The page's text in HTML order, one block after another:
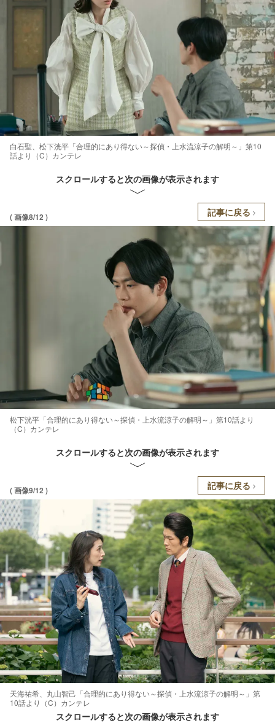
白石聖、松下洸平「合理的にあり得ない～探偵・上水流涼子の解明～」第10
話より（C）カンテレ
スクロールすると次の画像が表示されます
( 画像8/12 ) 記事に戻る
松下洸平「合理的にあり得ない～探偵・上水流涼子の解明～」第10話より
（C）カンテレ
スクロールすると次の画像が表示されます
( 画像9/12 ) 記事に戻る
天海祐希、丸山智己「合理的にあり得ない～探偵・上水流涼子の解明～」第
10話より（C）カンテレ
スクロールすると次の画像が表示されます